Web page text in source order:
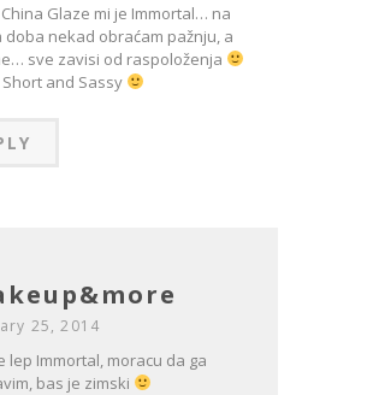
Glaze mi je Immortal… na
doba nekad obraćam pažnju, a
sve zavisi od raspoloženja
and Sassy
25, 2014
lep Immortal, moracu da ga
bas je zimski